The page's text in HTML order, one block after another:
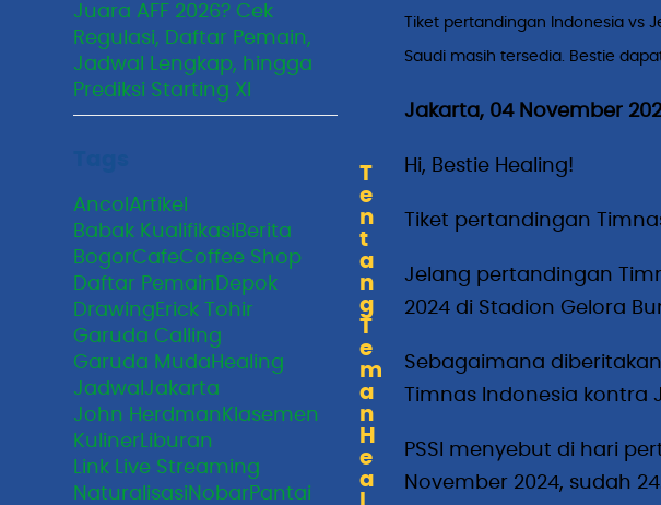
Tiket pertandingan Indonesia vs
Saudi masih tersedia. Bestie
Jakarta, 04 November
Hi, Bestie Healing!
Tiket pertandingan
Jelang pertandingan
2024 di Stadion Gelora
Sebagaimana
Timnas Indonesia kontra
PSSI menyebut di hari
November 2024, sudah
Juara AFF 2026? Cek
Regulasi, Daftar Pemain,
Jadwal Lengkap, hingga
Prediksi Starting XI
Ancol Artikel
Babak Kualifikasi Berita
BogorCafeCoffee Shop
Daftar Pemain Depok
Drawing Erick Tohir
Garuda Calling
Garuda Muda Healing
Jadwal Jakarta
John Herdman Klasemen
Kuliner Liburan
Link Live Streaming
Naturalisasi Nobar Pantai
T
e
n
t
a
n
g
T
e
m
a
n
H
e
a